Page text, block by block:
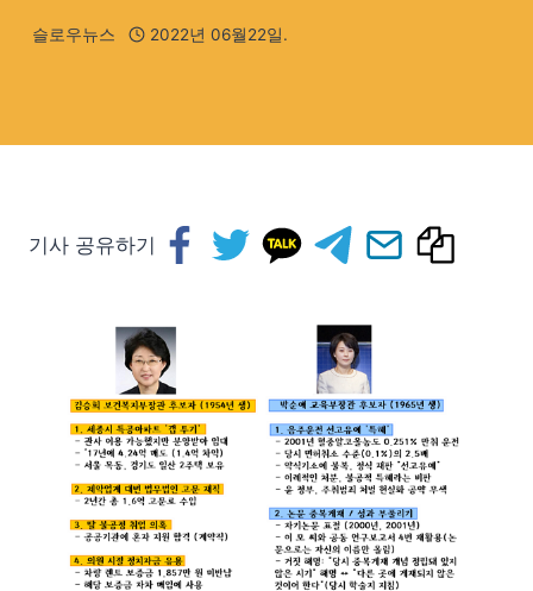
슬로우뉴스 2022년 06월22일.
기사 공유하기